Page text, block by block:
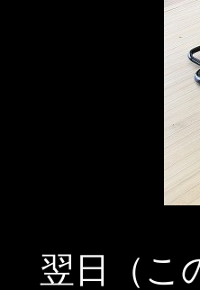
翌日（こ